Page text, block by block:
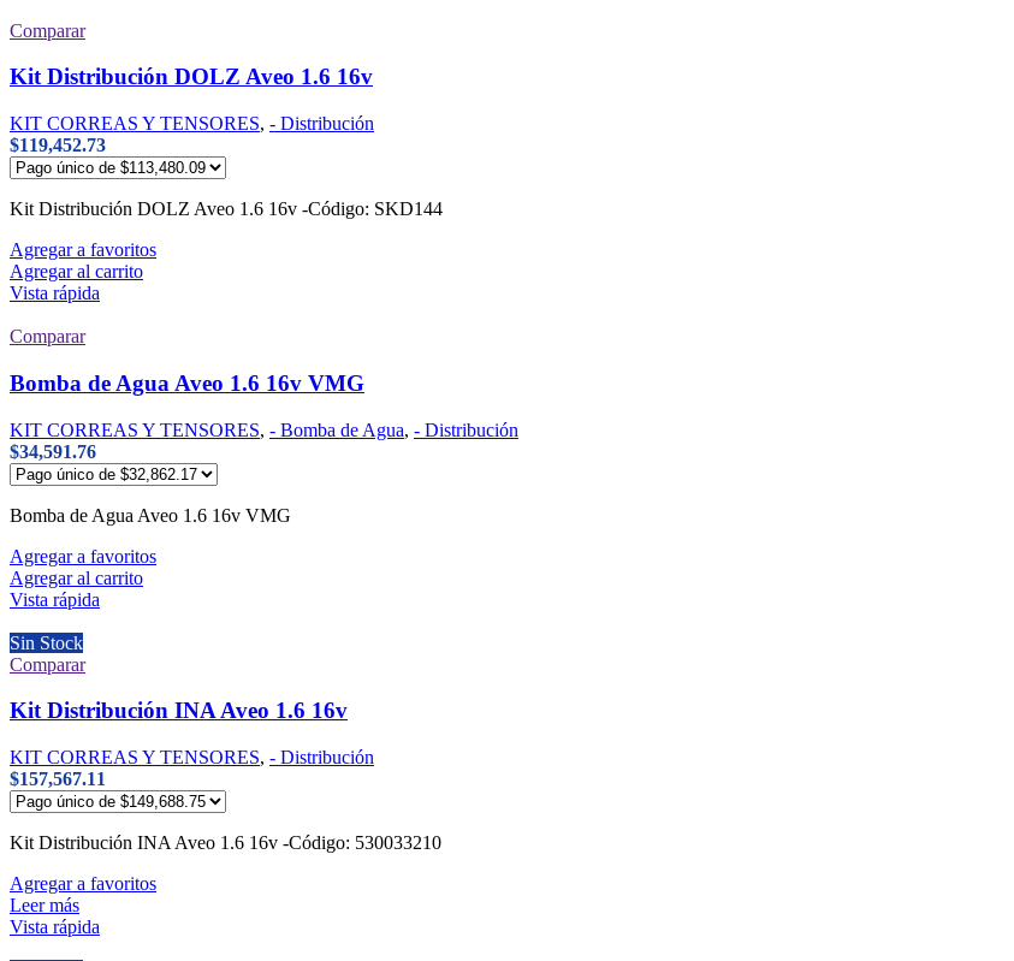
Comparar
Kit Distribución DOLZ Aveo 1.6 16v
KIT CORREAS Y TENSORES, - Distribución
$119,452.73
Kit Distribución DOLZ Aveo 1.6 16v -Código: SKD144
Agregar a favoritos
Agregar al carrito
Vista rápida
Comparar
Bomba de Agua Aveo 1.6 16v VMG
KIT CORREAS Y TENSORES, - Bomba de Agua, - Distribución
$34,591.76
Bomba de Agua Aveo 1.6 16v VMG
Agregar a favoritos
Agregar al carrito
Vista rápida
Sin Stock
Comparar
Kit Distribución INA Aveo 1.6 16v
KIT CORREAS Y TENSORES, - Distribución
$157,567.11
Kit Distribución INA Aveo 1.6 16v -Código: 530033210
Agregar a favoritos
Leer más
Vista rápida